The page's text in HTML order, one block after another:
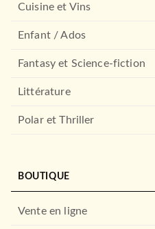
Cuisine et Vins
Enfant / Ados
Fantasy et Science-fiction
Littérature
Polar et Thriller
BOUTIQUE
Vente en ligne